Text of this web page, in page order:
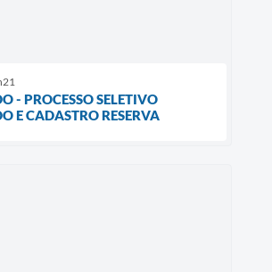
- PROCESSO SELETIVO
E CADASTRO RESERVA